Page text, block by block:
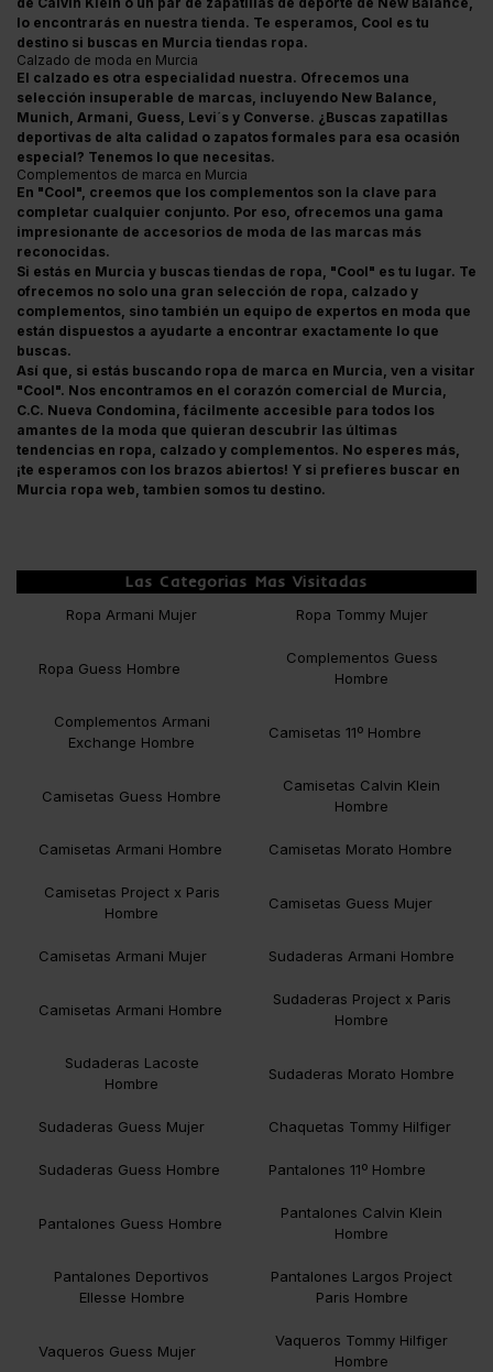
lo encontrarás en nuestra tienda. Te esperamos, Cool es tu
destino si buscas en Murcia tiendas ropa.
Calzado de moda en Murcia
El calzado es otra especialidad nuestra. Ofrecemos una
selección insuperable de marcas, incluyendo New Balance,
Munich, Armani, Guess, Levi´s y Converse. ¿Buscas zapatillas
deportivas de alta calidad o zapatos formales para esa ocasión
especial? Tenemos lo que necesitas.
Complementos de marca en Murcia
En "Cool", creemos que los complementos son la clave para
completar cualquier conjunto. Por eso, ofrecemos una gama
impresionante de accesorios de moda de las marcas más
reconocidas.
Si estás en Murcia y buscas tiendas de ropa, "Cool" es tu lugar. Te
ofrecemos no solo una gran selección de ropa, calzado y
complementos, sino también un equipo de expertos en moda que
están dispuestos a ayudarte a encontrar exactamente lo que
buscas.
Así que, si estás buscando ropa de marca en Murcia, ven a visitar
"Cool". Nos encontramos en el corazón comercial de Murcia,
C.C. Nueva Condomina, fácilmente accesible para todos los
amantes de la moda que quieran descubrir las últimas
tendencias en ropa, calzado y complementos. No esperes más,
¡te esperamos con los brazos abiertos! Y si prefieres buscar en
Murcia ropa web, tambien somos tu destino.
Las Categorias Mas Visitadas
Ropa Armani Mujer Ropa Tommy Mujer
Ropa Guess Hombre
Complementos Guess
Hombre
Complementos Armani
Exchange Hombre
Camisetas 11º Hombre
Camisetas Guess Hombre
Camisetas Calvin Klein
Hombre
Camisetas Armani Hombre Camisetas Morato Hombre
Camisetas Project x Paris
Hombre
Camisetas Guess Mujer
Camisetas Armani Mujer Sudaderas Armani Hombre
Camisetas Armani Hombre
Sudaderas Project x Paris
Hombre
Sudaderas Lacoste
Hombre
Sudaderas Morato Hombre
Sudaderas Guess Mujer Chaquetas Tommy Hilfiger
Sudaderas Guess Hombre Pantalones 11º Hombre
Pantalones Guess Hombre
Pantalones Calvin Klein
Hombre
Pantalones Deportivos
Ellesse Hombre
Pantalones Largos Project
Paris Hombre
Vaqueros Guess Mujer
Vaqueros Tommy Hilfiger
Hombre